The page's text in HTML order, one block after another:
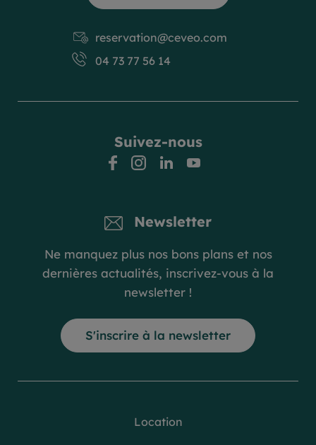
reservation@ceveo.com
04 73 77 56 14
Location
Suivez-nous
facebook
instagramlinkedinyoutube
Newsletter
Ne manquez plus nos bons plans et nos
dernières actualités, inscrivez-vous à la
newsletter !
S'inscrire à la newsletter